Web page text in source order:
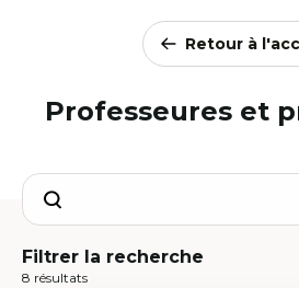
Retour à
Professeures et
Search
Filtrer la recherche
8 résultats